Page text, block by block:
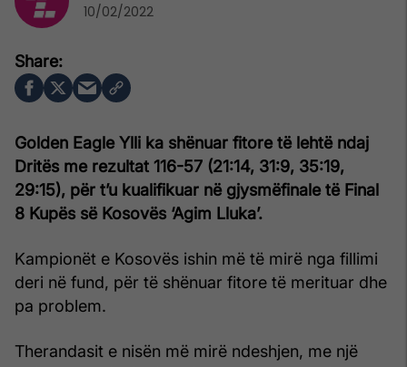
Golden Eagle Ylli ka shënuar fitore të lehtë ndaj
Dritës me rezultat 116-57 (21:14, 31:9, 35:19,
29:15), për t’u kualifikuar në gjysmëfinale të Final
8 Kupës së Kosovës ‘Agim Lluka’.
Kampionët e Kosovës ishin më të mirë nga fillimi
deri në fund, për të shënuar fitore të merituar dhe
pa problem.
Therandasit e nisën më mirë ndeshjen, me një
10/02/2022